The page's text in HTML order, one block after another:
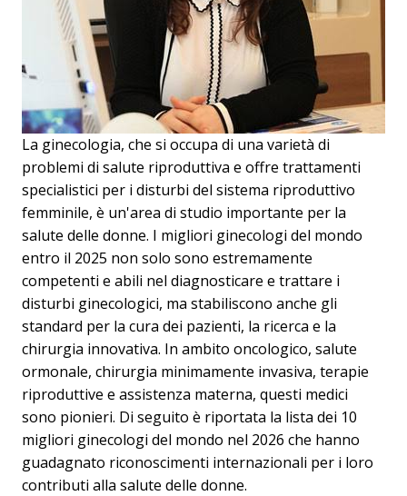
La ginecologia, che si occupa di una varietà di
problemi di salute riproduttiva e offre trattamenti
specialistici per i disturbi del sistema riproduttivo
femminile, è un'area di studio importante per la
salute delle donne. I migliori ginecologi del mondo
entro il 2025 non solo sono estremamente
competenti e abili nel diagnosticare e trattare i
disturbi ginecologici, ma stabiliscono anche gli
standard per la cura dei pazienti, la ricerca e la
chirurgia innovativa. In ambito oncologico, salute
ormonale, chirurgia minimamente invasiva, terapie
riproduttive e assistenza materna, questi medici
sono pionieri. Di seguito è riportata la lista dei 10
migliori ginecologi del mondo nel 2026 che hanno
guadagnato riconoscimenti internazionali per i loro
contributi alla salute delle donne.